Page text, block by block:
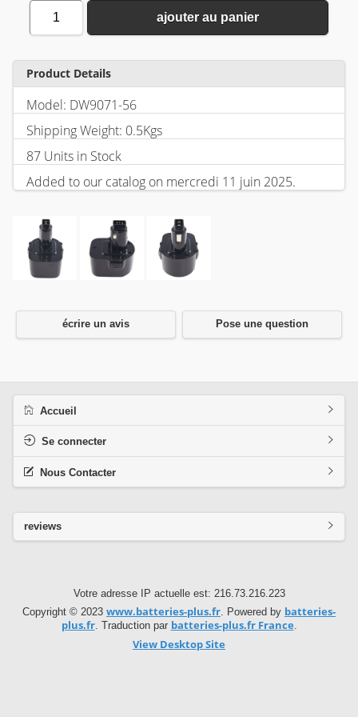
1 ajouter au panier
Product Details
Model: DW9071-56
Shipping Weight: 0.5Kgs
87 Units in Stock
Added to our catalog on mercredi 11 juin 2025.
écrire un avis Pose une question
Accueil
Se connecter
Nous Contacter
reviews
Votre adresse IP actuelle est: 216.73.216.223
Copyright © 2023 www.batteries-plus.fr. Powered by batteries-
plus.fr. Traduction par batteries-plus.fr France.
View Desktop Site